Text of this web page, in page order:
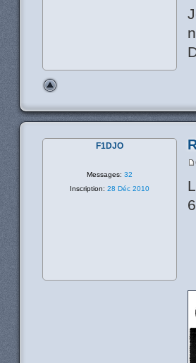
F1DJO
Messages: 32
Inscription: 28 Déc 2010